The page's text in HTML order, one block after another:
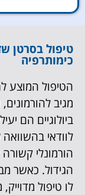
טיפול בסרטן
כימותרפיה
הטיפול המוצע
מגיב להורמונים,
ביולוגיים הם
לוודאי
הורמונלי
הגידול. כאשר
לו טיפול